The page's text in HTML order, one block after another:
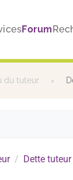
Forum
du tuteur
Dette